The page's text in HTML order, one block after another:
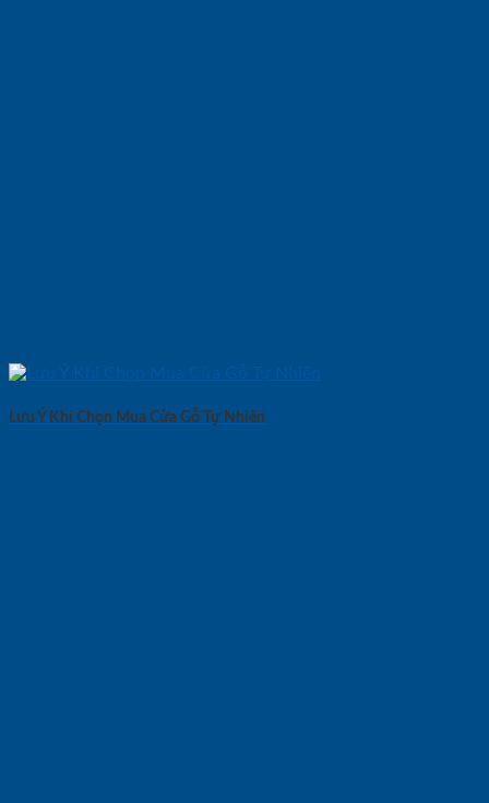
Lưu Ý Khi Chọn Mua Cửa Gỗ Tự Nhiên